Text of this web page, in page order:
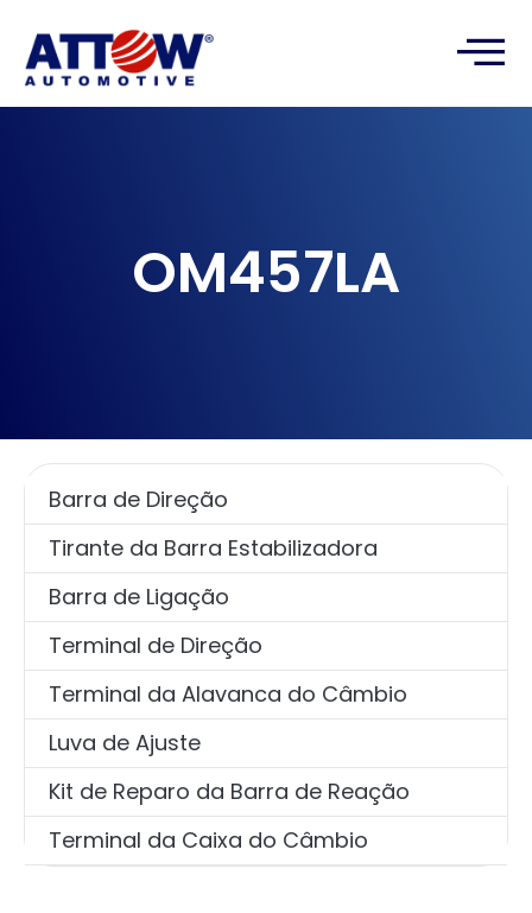
OM457LA
Barra de Direção
Tirante da Barra Estabilizadora
Barra de Ligação
Terminal de Direção
Terminal da Alavanca do Câmbio
Luva de Ajuste
Kit de Reparo da Barra de Reação
Terminal da Caixa do Câmbio